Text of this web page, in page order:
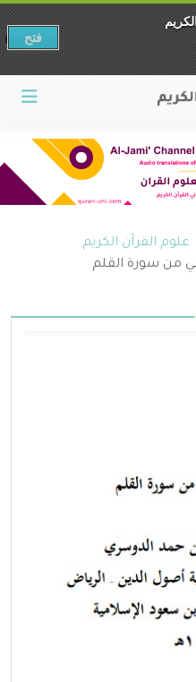
علوم القرآن الكريم
من سورة القلم
فتح